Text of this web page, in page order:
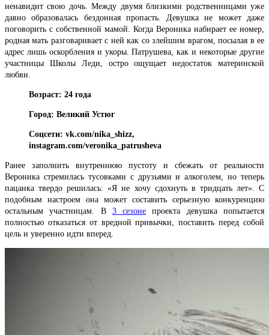
ненавидит свою дочь. Между двумя близкими родственницами уже
давно образовалась бездонная пропасть. Девушка не может даже
поговорить с собственной мамой. Когда Вероника набирает ее номер,
родная мать разговаривает с ней как со злейшим врагом, посылая в ее
адрес лишь оскорбления и укоры. Патрушева, как и некоторые другие
участницы Школы Леди, остро ощущает недостаток материнской
любви.
Возраст: 24 года
Город: Великий Устюг
Соцсети: vk.com/nika_shizz,
instagram.com/veronika_patrusheva
Ранее заполнить внутреннюю пустоту и сбежать от реальности
Вероника стремилась тусовками с друзьями и алкоголем, но теперь
пацанка твердо решилась: «Я не хочу сдохнуть в тридцать лет». С
подобным настроем она может составить серьезную конкуренцию
остальным участницам. В 3 сезоне проекта девушка попытается
полностью отказаться от вредной привычки, поставить перед собой
цель и уверенно идти вперед.